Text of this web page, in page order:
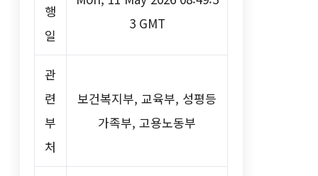
행
일
3 GMT
관
련
부
처
보건복지부, 교육부, 성평등
가족부, 고용노동부